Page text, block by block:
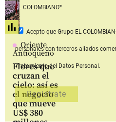
Oriente
Antioqueño
Flores que
cruzan el
cielo: así es
el negocio
que mueve
US$ 380
EL COLOMBIANO*
Acepto que Grupo EL
personales con terceros aliados
Tratamiento del Datos Personal.